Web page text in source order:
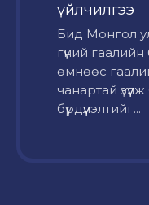
үйлчилгээ
Бид Монгол
гүний
өмнөөс
чанартай
бүрдүүлэлтийг...